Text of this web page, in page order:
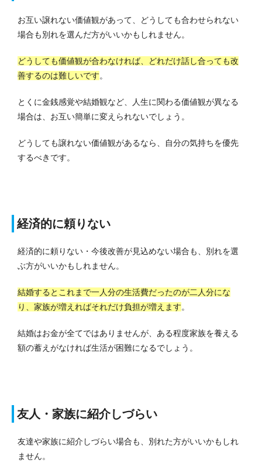
お互い譲れない価値観があって、どうしても合わせられない
場合も別れを選んだ方がいいかもしれません。
どうしても価値観が合わなければ、どれだけ話し合っても改
善するのは難しいです。
とくに金銭感覚や結婚観など、人生に関わる価値観が異なる
場合は、お互い簡単に変えられないでしょう。
どうしても譲れない価値観があるなら、自分の気持ちを優先
するべきです。
経済的に頼りない
経済的に頼りない・今後改善が見込めない場合も、別れを選
ぶ方がいいかもしれません。
結婚するとこれまで一人分の生活費だったのが二人分にな
り、家族が増えればそれだけ負担が増えます。
結婚はお金が全てではありませんが、ある程度家族を養える
額の蓄えがなければ生活が困難になるでしょう。
友人・家族に紹介しづらい
友達や家族に紹介しづらい場合も、別れた方がいいかもしれ
ません。